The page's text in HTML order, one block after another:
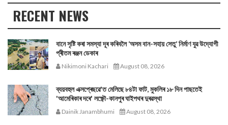
RECENT NEWS
বানে সৃষ্টি কৰা সমস্যা দূৰ কৰিবলৈ ‘অসম বান-সহায় সেতু’ নিৰ্মাণ যুৱ উদ্যোগী
প্ৰীতম ৰঞ্জন ডেকাৰ
Nikimoni Kachari August 08, 2026
ব্যয়বহুল এক্সপ্ৰেছৱে'ত মেলিছে ৮৪টা ফাট, মুকলিৰ ১৮ দিন পাছতেই
'আমেৰিকাৰ দৰে' লক্ষ্ণৌ-কানপুৰ ঘাইপথৰ দুৰৱস্থা
Dainik Janambhumi August 08, 2026